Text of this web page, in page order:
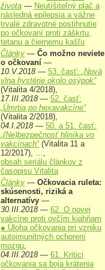
života — Neutíšiteľný plač a
následná epilepsia a vážne
trvalé zdravotné postihnutie
po očkovaní proti záškrtu,
tetanu a čiernemu kašľu
Články — Čo možno neviete
o očkovaní —
10.V.2018 — 53. časť: „Nová
vlna hystérie okolo osýpok“
(Vitalita 4/2018),
17.III.2018 — 52. časť:
„Úmrtia po hexavakcíne“
(Vitalita 2/2018),
04.I.2018 — 50. a 51. časť:
„(Ne)bezpečnosť hliníka vo
vakcínach“(Vitalita 11 a
12/2017), …,
obsah seriálu článkov z
časopisu Vitalita
Články — Očkovacia ruleta:
skúsenosti, riziká a
alternatívy —
30.III.2018 — 62. O novej
vakcíne proti ovčím kiahňam
● Úloha očkovania pri vzniku
autoimunitných ochorení
mozgu,
04.III.2018 — 61. Kritici
očkovania sa boja krátenia